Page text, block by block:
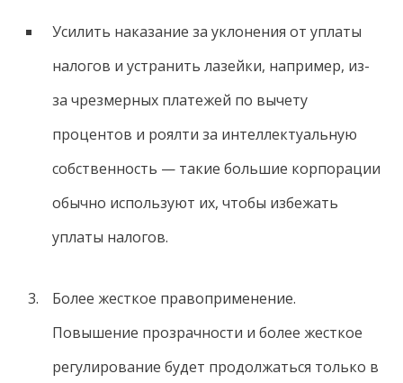
Усилить наказание за уклонения от уплаты
налогов и устранить лазейки, например, из-
за чрезмерных платежей по вычету
процентов и роялти за интеллектуальную
собственность — такие большие корпорации
обычно используют их, чтобы избежать
уплаты налогов.
Более жесткое правоприменение.
Повышение прозрачности и более жесткое
регулирование будет продолжаться только в